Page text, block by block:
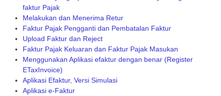
faktur Pajak
Melakukan dan Menerima Retur
Faktur Pajak Pengganti dan Pembatalan Faktur
Upload Faktur dan Reject
Faktur Pajak Keluaran dan Faktur Pajak Masukan
Menggunakan Aplikasi efaktur dengan benar (Register
ETaxInvoice)
Aplikasi Efaktur, Versi Simulasi
Aplikasi e-Faktur